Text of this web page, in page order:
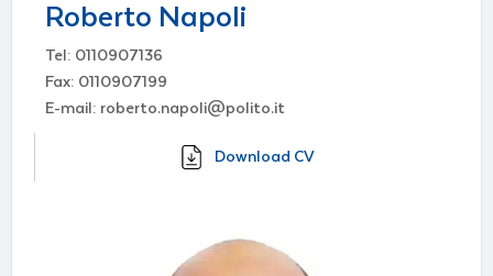
Roberto Napoli
Tel: 0110907136
Fax: 0110907199
E-mail: roberto.napoli@polito.it
Download CV